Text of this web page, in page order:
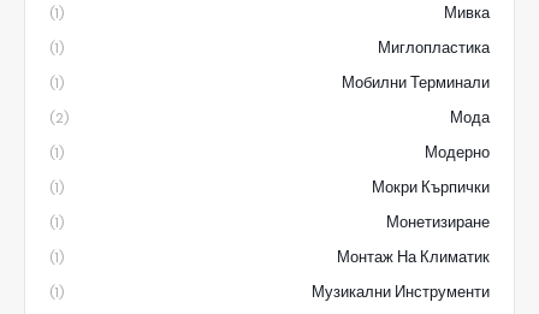
Мивка
(1)
Миглопластика
(1)
Мобилни Терминали
(1)
Мода
(2)
Модерно
(1)
Мокри Кърпички
(1)
Монетизиране
(1)
Монтаж На Климатик
(1)
Музикални Инструменти
(1)